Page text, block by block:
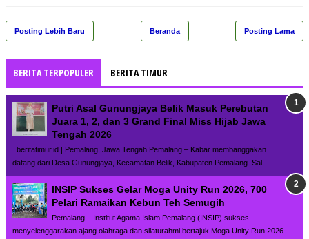
Posting Lebih Baru Posting Lama
Beranda
BERITA TERPOPULER BERITA TIMUR
Putri Asal Gunungjaya Belik Masuk Perebutan
Juara 1, 2, dan 3 Grand Final Miss Hijab Jawa
Tengah 2026
beritatimur.id | Pemalang, Jawa Tengah Pemalang – Kabar membanggakan
datang dari Desa Gunungjaya, Kecamatan Belik, Kabupaten Pemalang. Sal...
INSIP Sukses Gelar Moga Unity Run 2026, 700
Pelari Ramaikan Kebun Teh Semugih
Pemalang – Institut Agama Islam Pemalang (INSIP) sukses
menyelenggarakan ajang olahraga dan silaturahmi bertajuk Moga Unity Run 2026